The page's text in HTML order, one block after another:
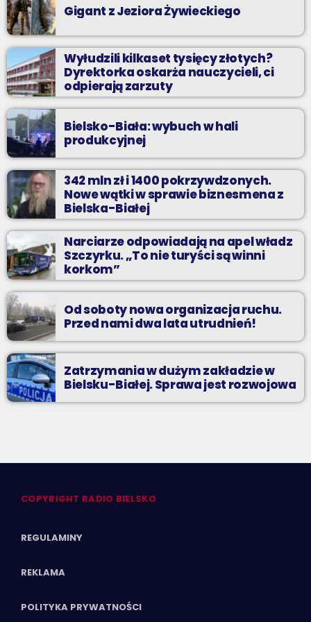
Gigant z Jeziora Żywieckiego
Wyłudzili kilkaset tysięcy złotych?
Dyrektorka oskarża nauczycieli, ci
odpierają zarzuty
Bielsko-Biała: wybuch w hali
produkcyjnej
342 mln zł i 1400 pokrzywdzonych.
Nowe wątki w sprawie biznesmena z
Bielska-Białej
Narciarze odpowiadają na apel władz
Szczyrku. „To nie turyści są winni
korkom”
Od soboty nowa organizacja ruchu.
Przed nami dwa lata utrudnień!
Zatrzymania w dużym zakładzie w
Bielsku-Białej. Sprawa jest rozwojowa
COPYRIGHT RADIO BIELSKO
REGULAMINY
REKLAMA
POLITYKA PRYWATNOŚCI